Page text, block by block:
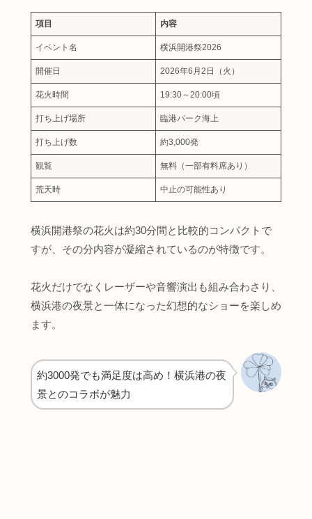
項目 内容
イベント名 横浜開港祭2026
開催日 2026年6月2日（火）
花火時間 19:30～20:00頃
打ち上げ場所 臨港パーク海上
打ち上げ数 約3,000発
観覧 無料（一部有料席あり）
荒天時 中止の可能性あり
横浜開港祭の花火は約30分間と比較的コンパクトで
すが、その分内容が凝縮されているのが特徴です。
花火だけでなくレーザーや音響演出も組み合わさり、
横浜港の夜景と一体になった幻想的なショーを楽しめ
ます。
約3000発でも満足度は高め！横浜港の夜
景とのコラボが魅力